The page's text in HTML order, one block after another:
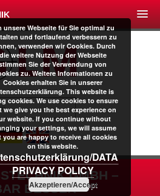
GMBH –
BESSER
unsere Webseite für Sie optimal zu
und fortlaufend verbessern zu
verwenden wir Cookies. Durch
weitere Nutzung der Webseite
Sie der Verwendung von
zu. Weitere Informationen zu
Cookies erhalten Sie in unserer
This website is
cookies. We use cookies to ensure
we give you the best experience on
website. If you continue without
your settings, we will assume
you are happy to receive all cookies
on this website.
DATA
PRIVACY POLICY
Akzeptieren/Accept